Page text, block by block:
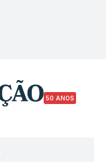
50 ANOS